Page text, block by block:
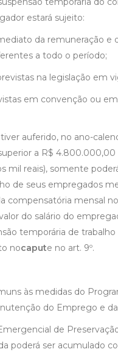
estará sujeito:
da remuneração e
a todo o período;
na legislação em
em convenção ou
auferido, no ano-
a R$ 4.800.000,00
mil reais), somente
de seus empregados
compensatória mensal
do salário do
temporária de
nocapute no art. 9º.
às medidas do
do Emprego e
de
poderá ser acumulado